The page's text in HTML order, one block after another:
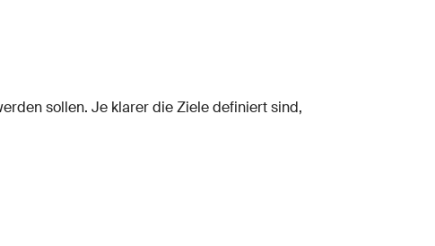
sollen. Je klarer die Ziele definiert sind,